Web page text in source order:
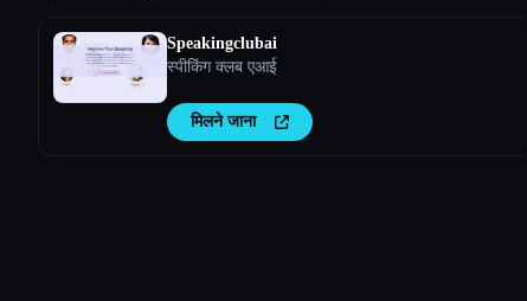
Speakingclubai
स्पीकिंग क्लब एआई
मिलने जाना